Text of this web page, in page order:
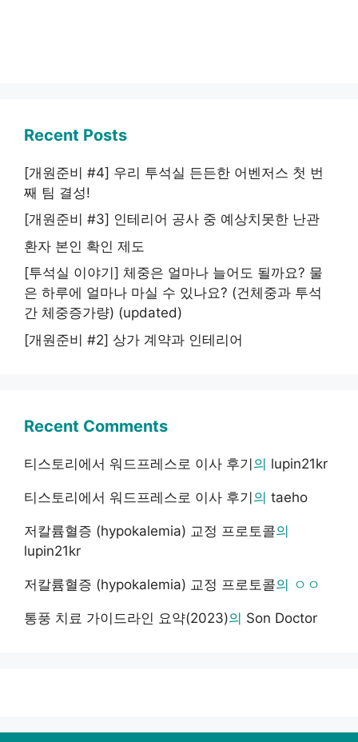
Recent Posts
[개원준비 #4] 우리 투석실 든든한 어벤저스 첫 번
째 팀 결성!
[개원준비 #3] 인테리어 공사 중 예상치못한 난관
환자 본인 확인 제도
[투석실 이야기] 체중은 얼마나 늘어도 될까요? 물
은 하루에 얼마나 마실 수 있나요? (건체중과 투석
간 체중증가량) (updated)
[개원준비 #2] 상가 계약과 인테리어
Recent Comments
티스토리에서 워드프레스로 이사 후기의 lupin21kr
티스토리에서 워드프레스로 이사 후기의 taeho
저칼륨혈증 (hypokalemia) 교정 프로토콜의
lupin21kr
저칼륨혈증 (hypokalemia) 교정 프로토콜의 ㅇㅇ
통풍 치료 가이드라인 요약(2023)의 Son Doctor